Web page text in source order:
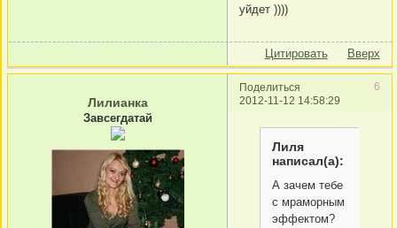
уйдет ))))
Цитировать Вверх
Поделиться
6
2012-11-12 14:58:29
Лилианка
Завсегдатай
Лиля
написал(а):
А зачем тебе
с мраморным
эффектом?